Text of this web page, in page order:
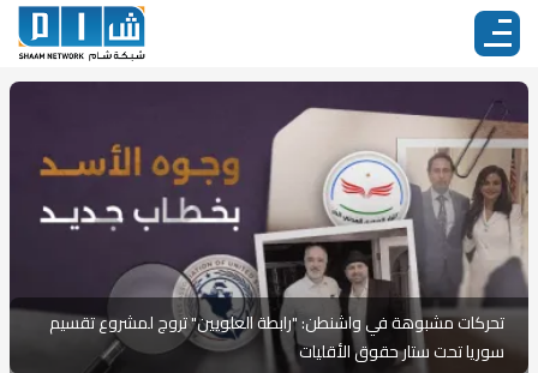
تحركات مشبوهة في واشنطن: "رابطة العلويين" تروج لمشروع تقسيم
سوريا تحت ستار حقوق الأقليات